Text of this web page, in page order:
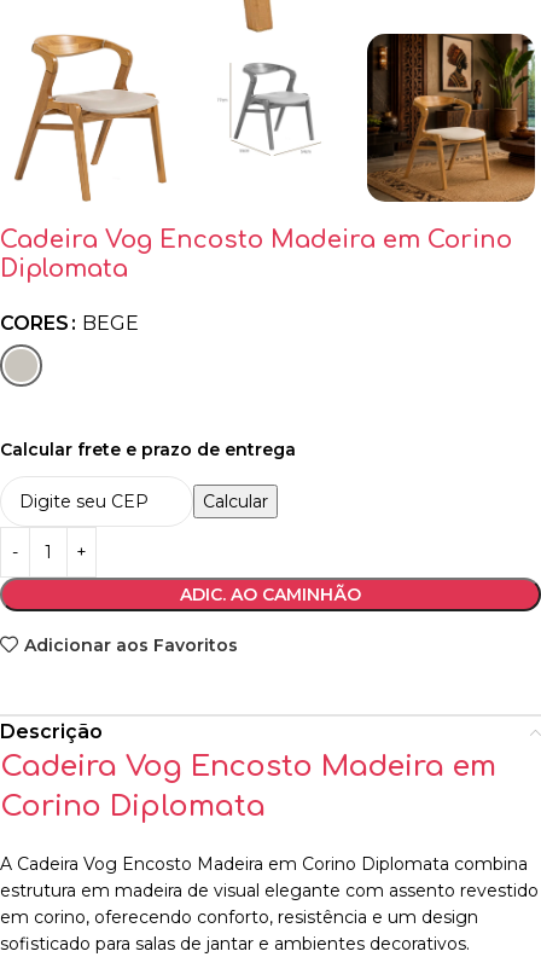
Cadeira Vog Encosto Madeira em Corino
Diplomata
CORES BEGE
Calcular frete e prazo de entrega
Calcular
ADIC. AO CAMINHÃO
Adicionar aos Favoritos
Descrição
Cadeira Vog Encosto Madeira em
Corino Diplomata
A Cadeira Vog Encosto Madeira em Corino Diplomata combina
estrutura em madeira de visual elegante com assento revestido
em corino, oferecendo conforto, resistência e um design
sofisticado para salas de jantar e ambientes decorativos.